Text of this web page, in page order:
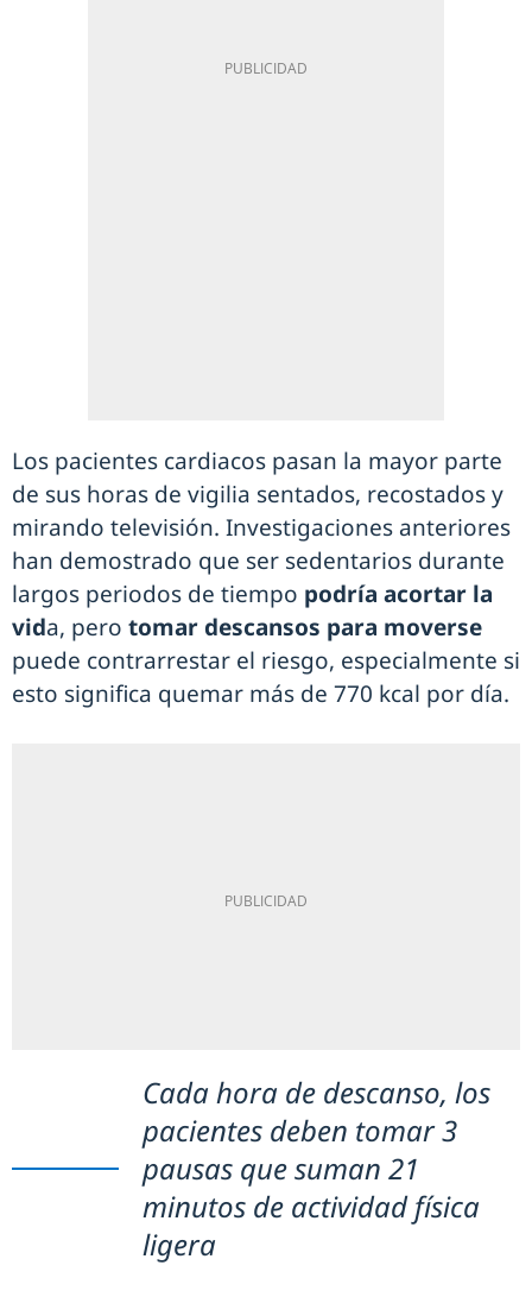
Los pacientes cardiacos pasan la mayor parte
de sus horas de vigilia sentados, recostados y
mirando televisión. Investigaciones anteriores
han demostrado que ser sedentarios durante
largos periodos de tiempo podría acortar la
vida, pero tomar descansos para moverse
puede contrarrestar el riesgo, especialmente si
esto significa quemar más de 770 kcal por día.
Cada hora de descanso, los
pacientes deben tomar 3
pausas que suman 21
minutos de actividad física
ligera